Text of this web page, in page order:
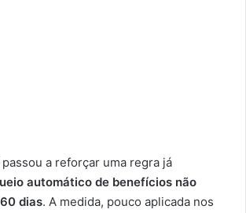
passou a reforçar uma regra já
automático de benefícios não
dias. A medida, pouco aplicada nos